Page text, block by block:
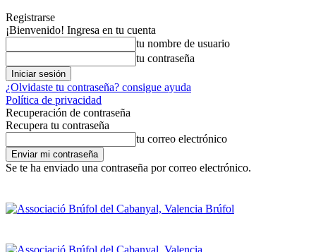
Registrarse
¡Bienvenido! Ingresa en tu cuenta
tu nombre de usuario
tu contraseña
¿Olvidaste tu contraseña? consigue ayuda
Política de privacidad
Recuperación de contraseña
Recupera tu contraseña
tu correo electrónico
Se te ha enviado una contraseña por correo electrónico.
Brúfol